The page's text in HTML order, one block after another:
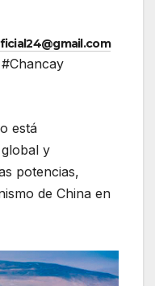
#Chancay
está
y
potencias,
de China en